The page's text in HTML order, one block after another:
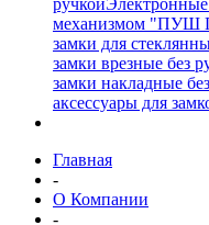
механизмом "ПУШ
замки для
замки врезные без
замки накладные
аксессуары для
Главная
-
О Компании
-